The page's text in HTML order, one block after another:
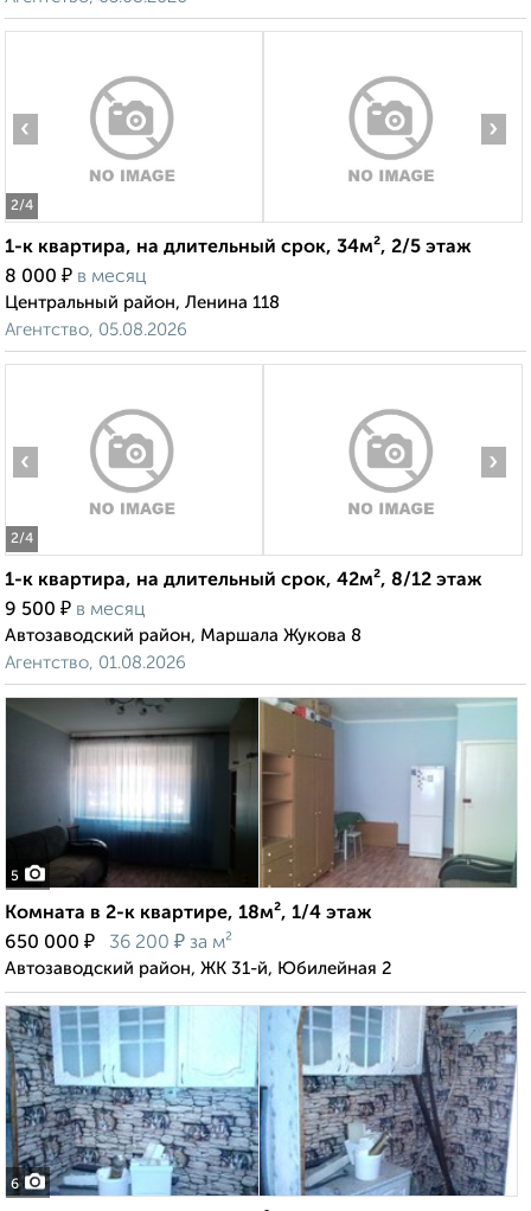
2/4
‹ ›
1-к квартира, на длительный срок, 34м², 2/5 этаж
8 000 ₽ в месяц
Центральный район, Ленина 118
Агентство, 05.08.2026
2/4
‹ ›
1-к квартира, на длительный срок, 42м², 8/12 этаж
9 500 ₽ в месяц
Автозаводский район, Маршала Жукова 8
Агентство, 01.08.2026
5
Комната в 2-к квартире, 18м², 1/4 этаж
650 000 ₽ 36 200 ₽ за м²
Автозаводский район, ЖК 31-й, Юбилейная 2
6